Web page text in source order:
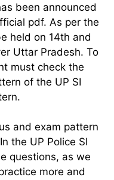
been announced
pdf. As per the
held on 14th and
Uttar Pradesh. To
must check the
of the UP SI
and exam pattern
the UP Police SI
questions, as we
more and